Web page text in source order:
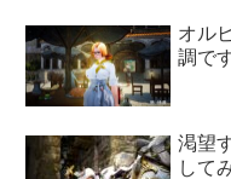
オル
調で
渇望
して